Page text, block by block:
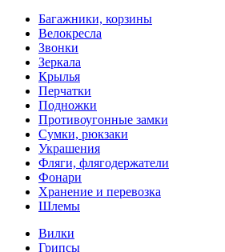
Багажники, корзины
Велокресла
Звонки
Зеркала
Крылья
Перчатки
Подножки
Противоугонные замки
Сумки, рюкзаки
Украшения
Фляги, флягодержатели
Фонари
Хранение и перевозка
Шлемы
Вилки
Грипсы